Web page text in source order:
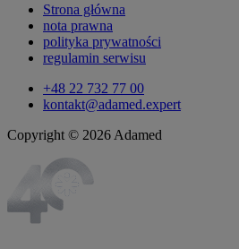
Strona główna
nota prawna
polityka prywatności
regulamin serwisu
+48 22 732 77 00
kontakt@adamed.expert
Copyright © 2026 Adamed